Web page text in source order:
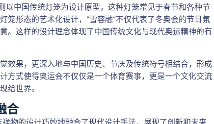
以中国传统灯笼为设计原型，这种灯笼常见于春节和各种节
笼形态的艺术化设计，“雪容融”不仅代表了冬奥会的节日氛
。这样的设计理念体现了中国传统文化与现代奥运精神的有
效果，更深入地与中国历史、节庆及传统符号相结合，形成
方式使得奥运会不仅仅是一个体育赛事，更是一个文化交流
给世界。
合